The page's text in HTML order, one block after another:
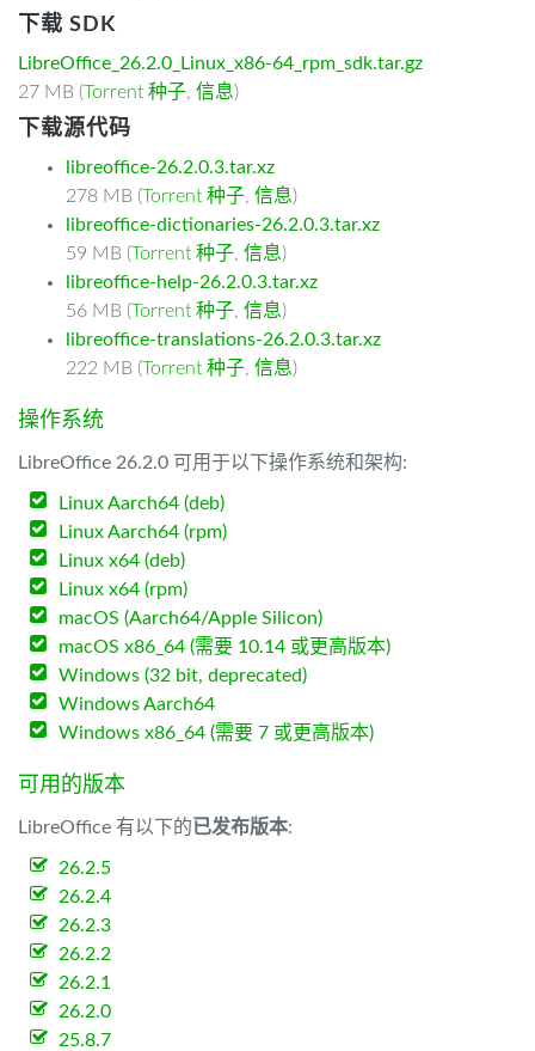
下载 SDK
LibreOffice_26.2.0_Linux_x86-64_rpm_sdk.tar.gz
27 MB (Torrent 种子, 信息)
下载源代码
libreoffice-26.2.0.3.tar.xz
278 MB (Torrent 种子, 信息)
libreoffice-dictionaries-26.2.0.3.tar.xz
59 MB (Torrent 种子, 信息)
libreoffice-help-26.2.0.3.tar.xz
56 MB (Torrent 种子, 信息)
libreoffice-translations-26.2.0.3.tar.xz
222 MB (Torrent 种子, 信息)
操作系统
LibreOffice 26.2.0 可用于以下操作系统和架构:
Linux Aarch64 (deb)
Linux Aarch64 (rpm)
Linux x64 (deb)
Linux x64 (rpm)
macOS (Aarch64/Apple Silicon)
macOS x86_64 (需要 10.14 或更高版本)
Windows (32 bit, deprecated)
Windows Aarch64
Windows x86_64 (需要 7 或更高版本)
可用的版本
LibreOffice 有以下的已发布版本:
26.2.5
26.2.4
26.2.3
26.2.2
26.2.1
26.2.0
25.8.7